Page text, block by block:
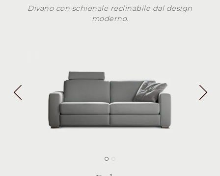
Divano con schienale reclinabile dal design
moderno.